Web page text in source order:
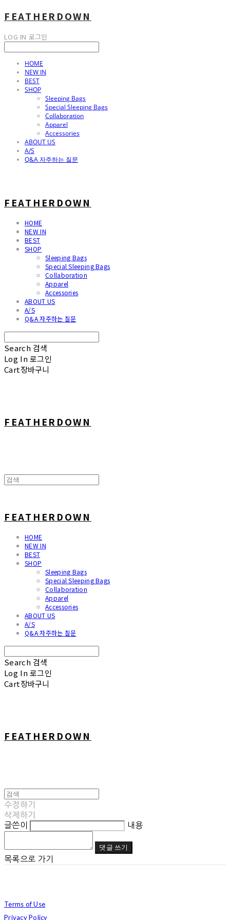
FEATHERDOWN
LOG IN 로그인
HOME
NEW IN
BEST
SHOP
Sleeping Bags
Special Sleeping Bags
Collaboration
Apparel
Accessories
ABOUT US
A/S
Q&A 자주하는 질문
FEATHERDOWN
HOME
NEW IN
BEST
SHOP
Sleeping Bags
Special Sleeping Bags
Collaboration
Apparel
Accessories
ABOUT US
A/S
Q&A 자주하는 질문
Search 검색
Log In 로그인
Cart장바구니
FEATHERDOWN
FEATHERDOWN
HOME
NEW IN
BEST
SHOP
Sleeping Bags
Special Sleeping Bags
Collaboration
Apparel
Accessories
ABOUT US
A/S
Q&A 자주하는 질문
Search 검색
Log In 로그인
Cart장바구니
FEATHERDOWN
수정하기
삭제하기
글쓴이
내용
댓글 쓰기
목록으로 가기
Terms of Use
Privacy Policy